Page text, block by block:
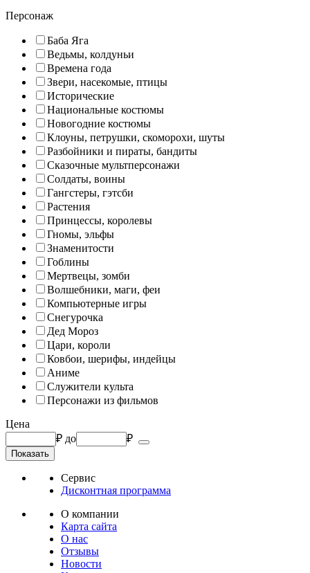
Персонаж
Баба Яга
Ведьмы, колдуньи
Времена года
Звери, насекомые, птицы
Исторические
Национальные костюмы
Новогодние костюмы
Клоуны, петрушки, скоморохи, шуты
Разбойники и пираты, бандиты
Сказочные мультперсонажи
Солдаты, воины
Гангстеры, гэтсби
Растения
Принцессы, королевы
Гномы, эльфы
Знаменитости
Гоблины
Мертвецы, зомби
Волшебники, маги, феи
Компьютерные игры
Снегурочка
Дед Мороз
Цари, короли
Ковбои, шерифы, индейцы
Аниме
Служители культа
Персонажи из фильмов
Цена
₽ до ₽
Сервис
Дисконтная программа
О компании
Карта сайта
О нас
Отзывы
Новости